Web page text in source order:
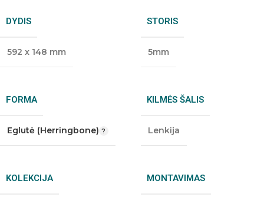
DYDIS
592 x 148 mm
STORIS
5mm
FORMA
Eglutė (Herringbone)
KILMĖS ŠALIS
Lenkija
KOLEKCIJA MONTAVIMAS